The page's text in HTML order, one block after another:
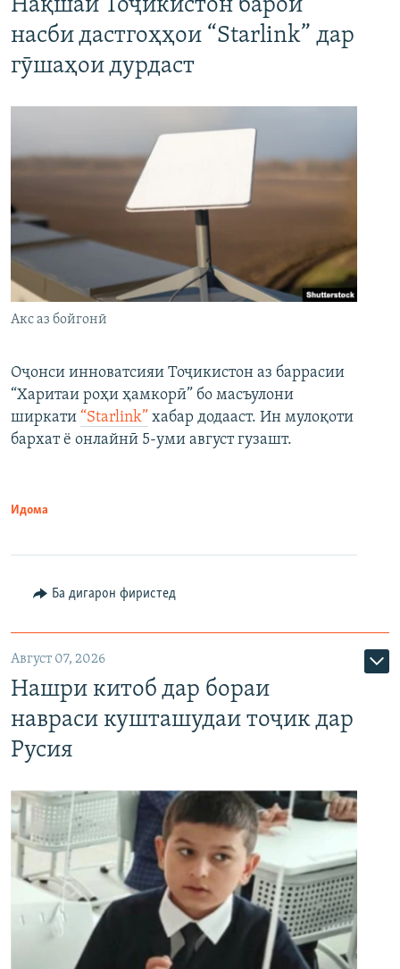
Нақшаи Тоҷикистон барои
насби дастгоҳҳои “Starlink” дар
гӯшаҳои дурдаст
Акс аз бойгонӣ
Оҷонси инноватсияи Тоҷикистон аз баррасии
“Харитаи роҳи ҳамкорӣ” бо масъулони
ширкати “Starlink” хабар додааст. Ин мулоқоти
бархат ё онлайнӣ 5-уми август гузашт.
Идома
Ба дигарон фиристед
Август 07, 2026
Нашри китоб дар бораи
навраси кушташудаи тоҷик дар
Русия